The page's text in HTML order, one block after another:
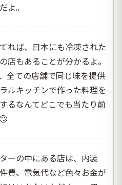
よ。
れば、日本にも冷凍された
店もあることが分かるよ。
全ての店舗で同じ味を提供
ルキッチンで作った料理を
るなんてどこでも当たり前
ーの中にある店は、内装
費、電気代など色々お金が